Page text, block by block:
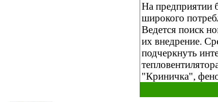
На предприятии
широкого
Ведется поиск
их внедрение.
подчеркнуть
"Криничка",